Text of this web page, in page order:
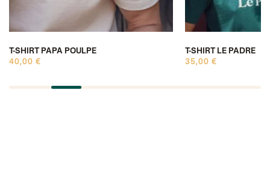
T-SHIRT PAPA POULPE
40,00 €
T-SHIRT LE PADRE
35,00 €